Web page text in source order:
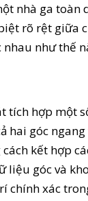
nhà ga toàn
rõ rệt giữa
như thế
hợp một
hai góc
kết hợp
liệu góc và
chính xác